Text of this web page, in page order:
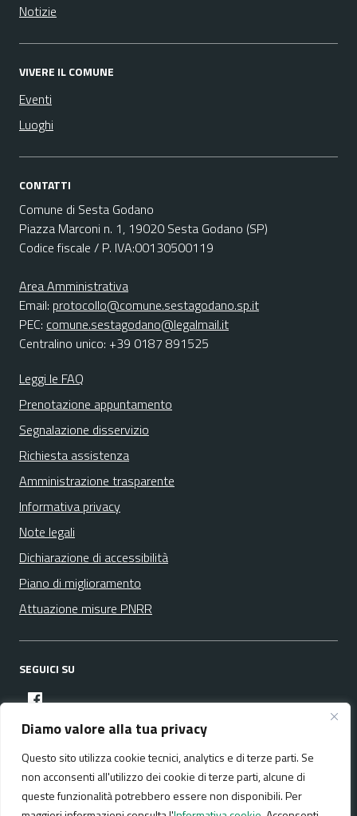
Diamo valore alla tua privacy
Questo sito utilizza cookie tecnici, analytics e di terze parti. Se
non acconsenti all'utilizzo dei cookie di terze parti, alcune di
queste funzionalità potrebbero essere non disponibili. Per
Notizie
VIVERE IL COMUNE
Eventi
Luoghi
CONTATTI
Comune di Sesta Godano
Piazza Marconi n. 1, 19020 Sesta Godano (SP)
Codice fiscale / P. IVA:00130500119
Area Amministrativa
Email: protocollo@comune.sestagodano.sp.it
PEC: comune.sestagodano@legalmail.it
Centralino unico: +39 0187 891525
Leggi le FAQ
Prenotazione appuntamento
Segnalazione disservizio
Richiesta assistenza
Amministrazione trasparente
Informativa privacy
Note legali
Dichiarazione di accessibilità
Piano di miglioramento
Attuazione misure PNRR
SEGUICI SU
facebook
Media policy Mappa del sito